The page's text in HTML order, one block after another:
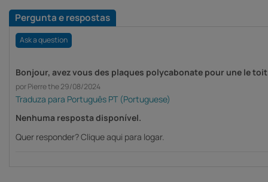
Pergunta e respostas
Ask a question
Bonjour, avez vous des plaques polycabonate pour une le
por Pierre the 29/08/2024
Nenhuma resposta disponível.
Quer responder?Clique aqui para logar.